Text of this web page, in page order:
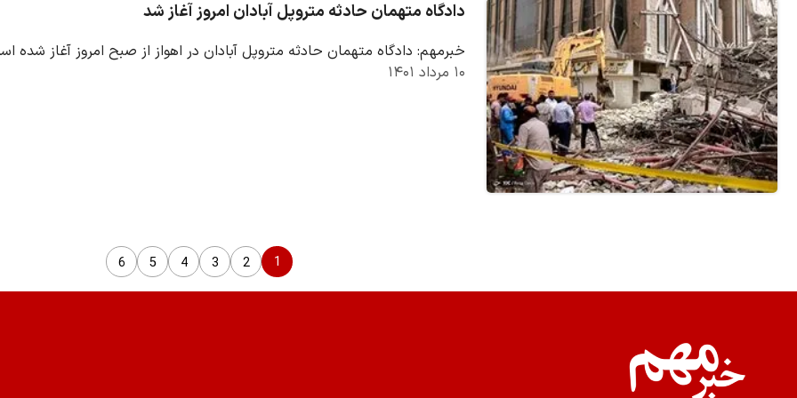
دادگاه متهمان حادثه متروپل آبادان امروز آغاز شد
خبرمهم: دادگاه متهمان حادثه متروپل آبادان در اهواز از صبح امروز آغاز شده
۱۰ مرداد ۱۴۰۱
1
2
3
4
5
6